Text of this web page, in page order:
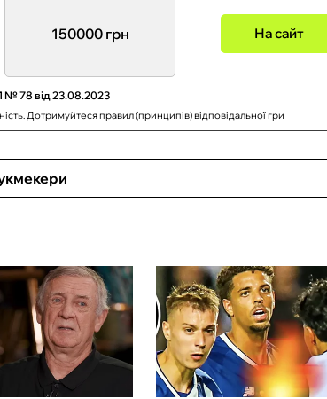
150000 грн На сайт
№ 78 від 23.08.2023
Дотримуйтеся правил (принципів) відповідальної гри